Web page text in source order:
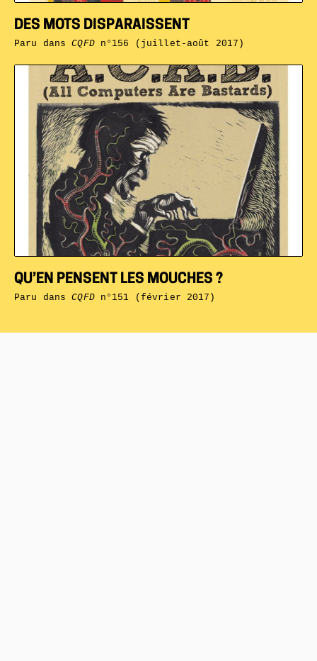
QU’EN PENSENT LES MOUCHES ?
Paru dansCQFDn°151 (février 2017)
DES MOTS DISPARAISSENT
Paru dansCQFDn°156 (juillet-août 2017)